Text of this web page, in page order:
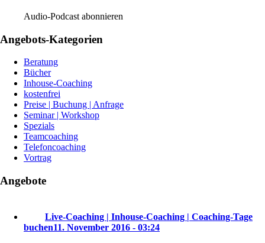
Audio-Podcast abonnieren
Angebots-Kategorien
Beratung
Bücher
Inhouse-Coaching
kostenfrei
Preise | Buchung | Anfrage
Seminar | Workshop
Spezials
Teamcoaching
Telefoncoaching
Vortrag
Angebote
Live-Coaching | Inhouse-Coaching | Coaching-Tage
buchen11. November 2016 - 03:24